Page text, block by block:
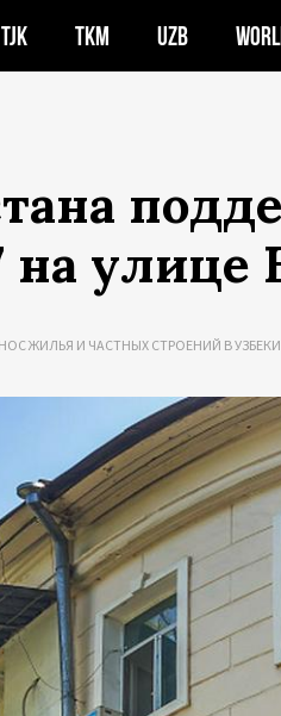
TJK TKM UZB
улице
ЖИЛЬЯ И ЧАСТНЫХ СТРОЕНИЙ В